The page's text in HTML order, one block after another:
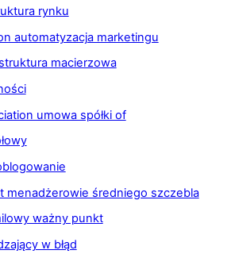
rynku
automatyzacja marketingu
macierzowa
umowa spółki of
menadżerowie średniego szczebla
ważny punkt
w błąd